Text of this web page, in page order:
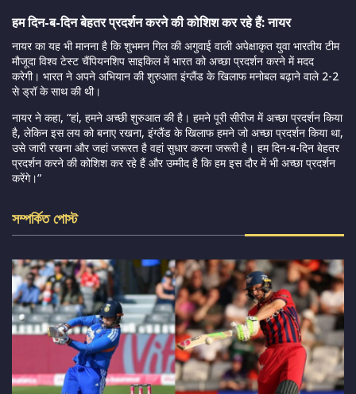
हम दिन-ब-दिन बेहतर प्रदर्शन करने की कोशिश कर रहे हैं: नायर
नायर का यह भी मानना है कि शुभमन गिल की अगुवाई वाली अपेक्षाकृत युवा भारतीय टीम
मौजूदा विश्व टेस्ट चैंपियनशिप साइकिल में भारत को अच्छा प्रदर्शन करने में मदद
करेगी। भारत ने अपने अभियान की शुरुआत इंग्लैंड के खिलाफ मनोबल बढ़ाने वाले 2-2
से ड्रॉ के साथ की थी।
नायर ने कहा, “हां, हमने अच्छी शुरुआत की है। हमने पूरी सीरीज में अच्छा प्रदर्शन किया
है, लेकिन इस लय को बनाए रखना, इंग्लैंड के खिलाफ हमने जो अच्छा प्रदर्शन किया था,
उसे जारी रखना और जहां जरूरत है वहां सुधार करना जरूरी है। हम दिन-ब-दिन बेहतर
प्रदर्शन करने की कोशिश कर रहे हैं और उम्मीद है कि हम इस दौर में भी अच्छा प्रदर्शन
करेंगे।”
সম্পর্কিত পোস্ট